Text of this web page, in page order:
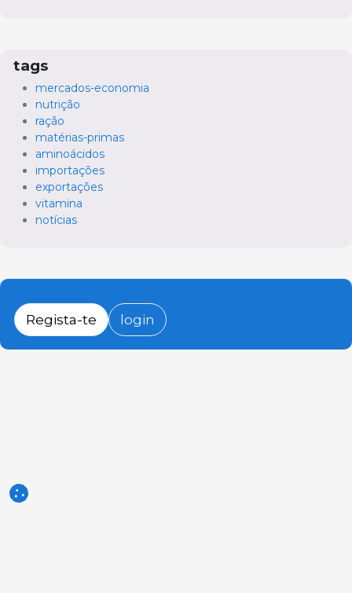
tags
mercados-economia
nutrição
ração
matérias-primas
aminoácidos
importações
exportações
vitamina
notícias
Regista-te login